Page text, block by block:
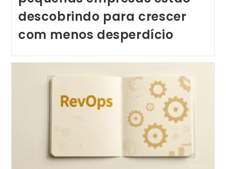
descobrindo para crescer
com menos desperdício